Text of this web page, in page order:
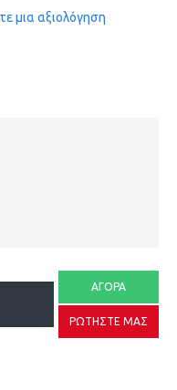
μια αξιολόγηση
ΑΓΟΡΆ
ΡΩΤΉΣΤΕ ΜΑΣ